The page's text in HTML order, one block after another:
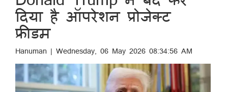
दिया है ऑपरेशन प्रोजेक्ट
फ्रीडम
Hanuman | Wednesday, 06 May 2026 08:34:56 AM